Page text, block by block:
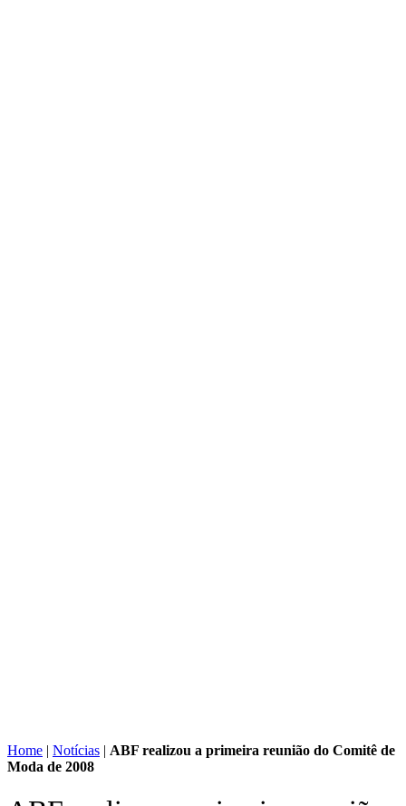
Home | Notícias | ABF realizou a primeira reunião do Comitê de
Moda de 2008